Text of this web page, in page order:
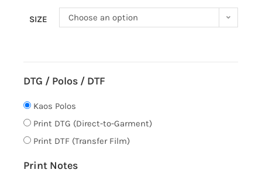
SIZE Choose an option
DTG / Polos / DTF
Kaos Polos
Print DTG (Direct-to-Garment)
Print DTF (Transfer Film)
Print Notes